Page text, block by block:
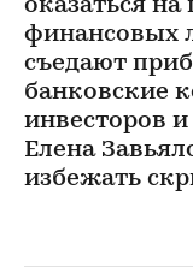
оказаться на
финансовых
съедают
банковские
инвесторов
Елена
избежать